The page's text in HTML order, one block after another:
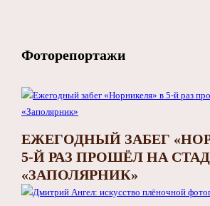
Фоторепортажи
ЕЖЕГОДНЫЙ ЗАБЕГ
5-Й РАЗ ПРОШЁЛ НА
«ЗАПОЛЯРНИК»